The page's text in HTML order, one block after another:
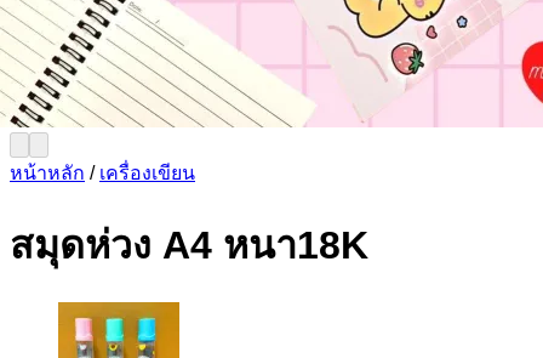
หน้าหลัก / เครื่องเขียน
สมุดห่วง A4 หนา18K